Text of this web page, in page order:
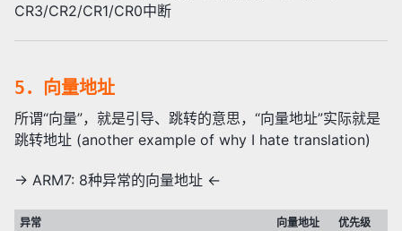
CR3/CR2/CR1/CR0中断
5．向量地址
所谓“向量”，就是引导、跳转的意思，“向量地址”实际就是
跳转地址 (another example of why I hate translation)
-> ARM7: 8种异常的向量地址 <-
异常 向量地址 优先级